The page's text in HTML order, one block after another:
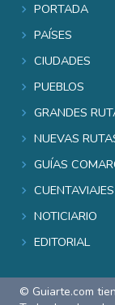
Portada
Países
Ciudades
Pueblos
Grandes
Nuevas
Guías
Cuentaviajes
Noticiario
Editorial
© Guiarte.com